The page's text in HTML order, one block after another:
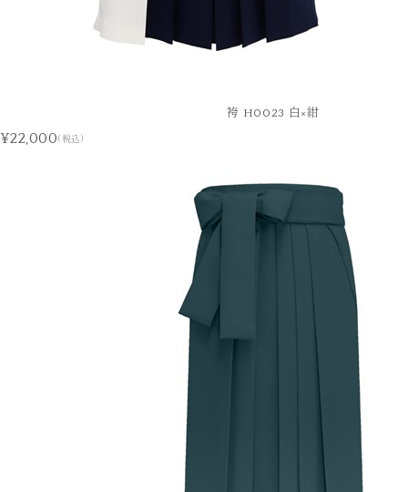
袴 H0023 白×紺
¥22,000(税込)